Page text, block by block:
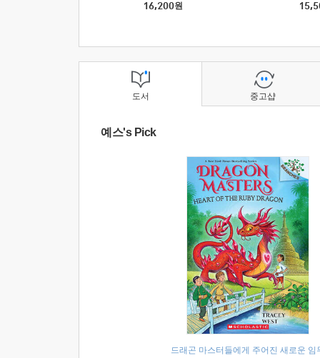
16,200원
도서
예스's Pick
드래곤 마스터들에게 주어진 새로운 임
중고샵